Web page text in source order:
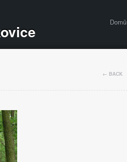
Domů
← BACK